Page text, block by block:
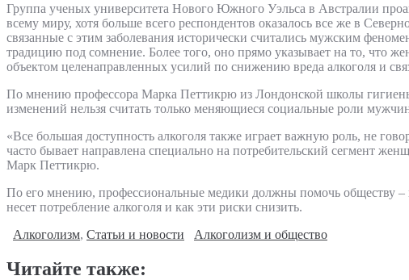
Группа ученых университета Нового Южного Уэльса в Австралии
всему миру, хотя больше всего респондентов оказалось все же в
связанные с этим заболевания исторически считались мужским
традицию под сомнение. Более того, оно прямо указывает на то, что
объектом целенаправленных усилий по снижению вреда алкоголя и
По мнению профессора Марка Петтикрю из Лондонской школы
изменений нельзя считать только меняющиеся социальные роли
«Все большая доступность алкоголя также играет важную роль, не
часто бывает направлена специально на потребительский сегмент
Марк Петтикрю.
По его мнению, профессиональные медики должны помочь обществу
несет потребление алкоголя и как эти риски снизить.
Алкоголизм, Статьи и новости Алкоголизм и общество
Читайте также: